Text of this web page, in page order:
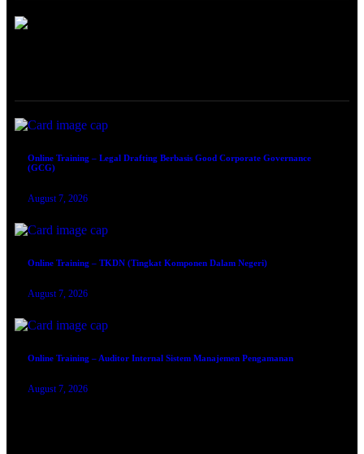
Online Training – Legal Drafting Berbasis Good Corporate Governance
(GCG)
August 7, 2026
Online Training – TKDN (Tingkat Komponen Dalam Negeri)
August 7, 2026
Online Training – Auditor Internal Sistem Manajemen Pengamanan
August 7, 2026